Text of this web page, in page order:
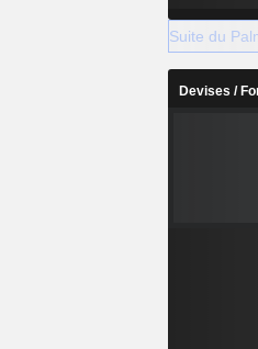
Suite du
Devises /